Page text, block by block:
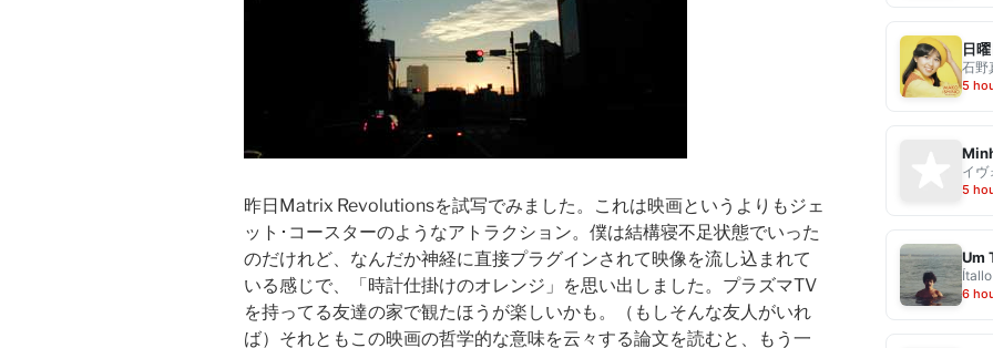
昨日Matrix Revolutionsを試写でみました。これは映画というよりもジェ
ット･コースターのようなアトラクション。僕は結構寝不足状態でいった
のだけれど、なんだか神経に直接プラグインされて映像を流し込まれて
いる感じで、「時計仕掛けのオレンジ」を思い出しました。プラズマTV
を持ってる友達の家で観たほうが楽しいかも。（もしそんな友人がいれ
ば）それともこの映画の哲学的な意味を云々する論文を読むと、もう一
日
石野
5
イヴ
5
Um
Ítallo
6